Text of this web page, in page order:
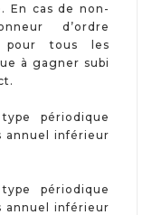
En cas de non-
d’ordre
pour tous les
à gagner subi
périodique
annuel inférieur
périodique
annuel inférieur